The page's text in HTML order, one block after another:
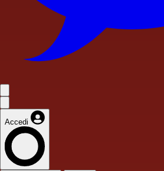
Accedi